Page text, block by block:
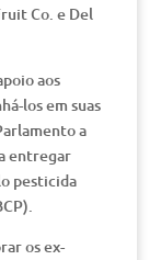
Co. e Del
aos
los em suas
a
entregar
pesticida
os ex-